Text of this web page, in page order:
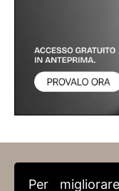
Per